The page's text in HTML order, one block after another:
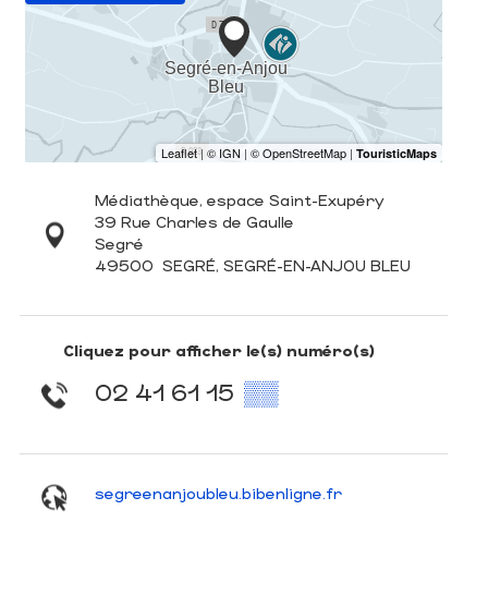
Médiathèque, espace Saint-Exupéry
39 Rue Charles de Gaulle
Segré
49500 SEGRÉ, SEGRÉ-EN-ANJOU BLEU
Cliquez pour afficher le(s) numéro(s)
02 41 61 15 ▒▒
segreenanjoubleu.bibenligne.fr